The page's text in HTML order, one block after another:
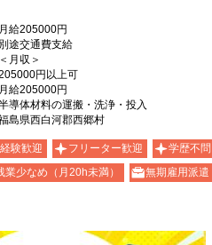
月給205000円
別途交通費支給
＜月収＞
円以上可
月給205000円
導体材料の運搬・洗浄・投入
島県西白河郡西郷村
験歓迎 フリーター歓迎 学歴不問
業少なめ（月20h未満） 無期雇用派遣